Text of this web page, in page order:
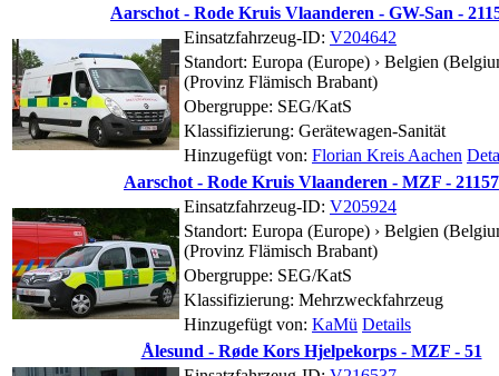
Aarschot - Rode Kruis Vlaanderen - GW-San -
Einsatzfahrzeug-ID: V204642
Standort: Europa (Europe) › Belgien
(Provinz Flämisch Brabant)
Obergruppe: SEG/KatS
Klassifizierung: Gerätewagen-Sanität
Hinzugefügt von: Florian Kreis Aachen
Aarschot - Rode Kruis Vlaanderen - MZF - 21157
Einsatzfahrzeug-ID: V205924
Standort: Europa (Europe) › Belgien
(Provinz Flämisch Brabant)
Obergruppe: SEG/KatS
Klassifizierung: Mehrzweckfahrzeug
Hinzugefügt von: KaMü Details
Ålesund - Røde Kors Hjelpekorps - MZF - 51